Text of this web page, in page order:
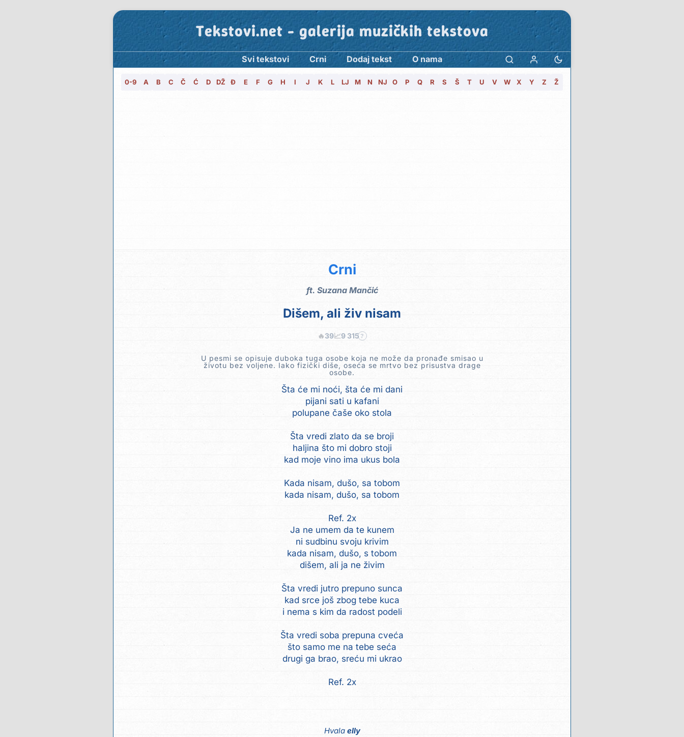
Tekstovi.net - galerija muzičkih tekstova
Svi tekstovi Crni Dodaj tekst O nama
0-9 A B C Č Ć D DŽ Đ E F G H I J K L LJ M N NJ O P Q R S Š T U V W X Y Z Ž
Crni
ft. Suzana Mančić
Dišem, ali živ nisam
🔥39📈9 315 ?
U pesmi se opisuje duboka tuga osobe koja ne može da pronađe smisao u
životu bez voljene. Iako fizički diše, oseća se mrtvo bez prisustva drage
osobe.
Šta će mi noći, šta će mi dani
pijani sati u kafani
polupane čaše oko stola
Šta vredi zlato da se broji
haljina što mi dobro stoji
kad moje vino ima ukus bola
Kada nisam, dušo, sa tobom
kada nisam, dušo, sa tobom
Ref. 2x
Ja ne umem da te kunem
ni sudbinu svoju krivim
kada nisam, dušo, s tobom
dišem, ali ja ne živim
Šta vredi jutro prepuno sunca
kad srce još zbog tebe kuca
i nema s kim da radost podeli
Šta vredi soba prepuna cveća
što samo me na tebe seća
drugi ga brao, sreću mi ukrao
Ref. 2x
Hvala elly